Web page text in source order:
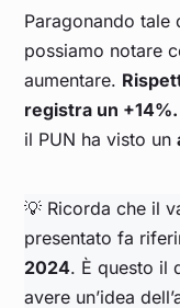
Paragonando tale
possiamo notare
aumentare.
registra un +14%.
il PUN ha visto un
💡 Ricorda che il
presentato fa
2024. È questo il
avere un’idea